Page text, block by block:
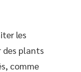
les
des plants
comme